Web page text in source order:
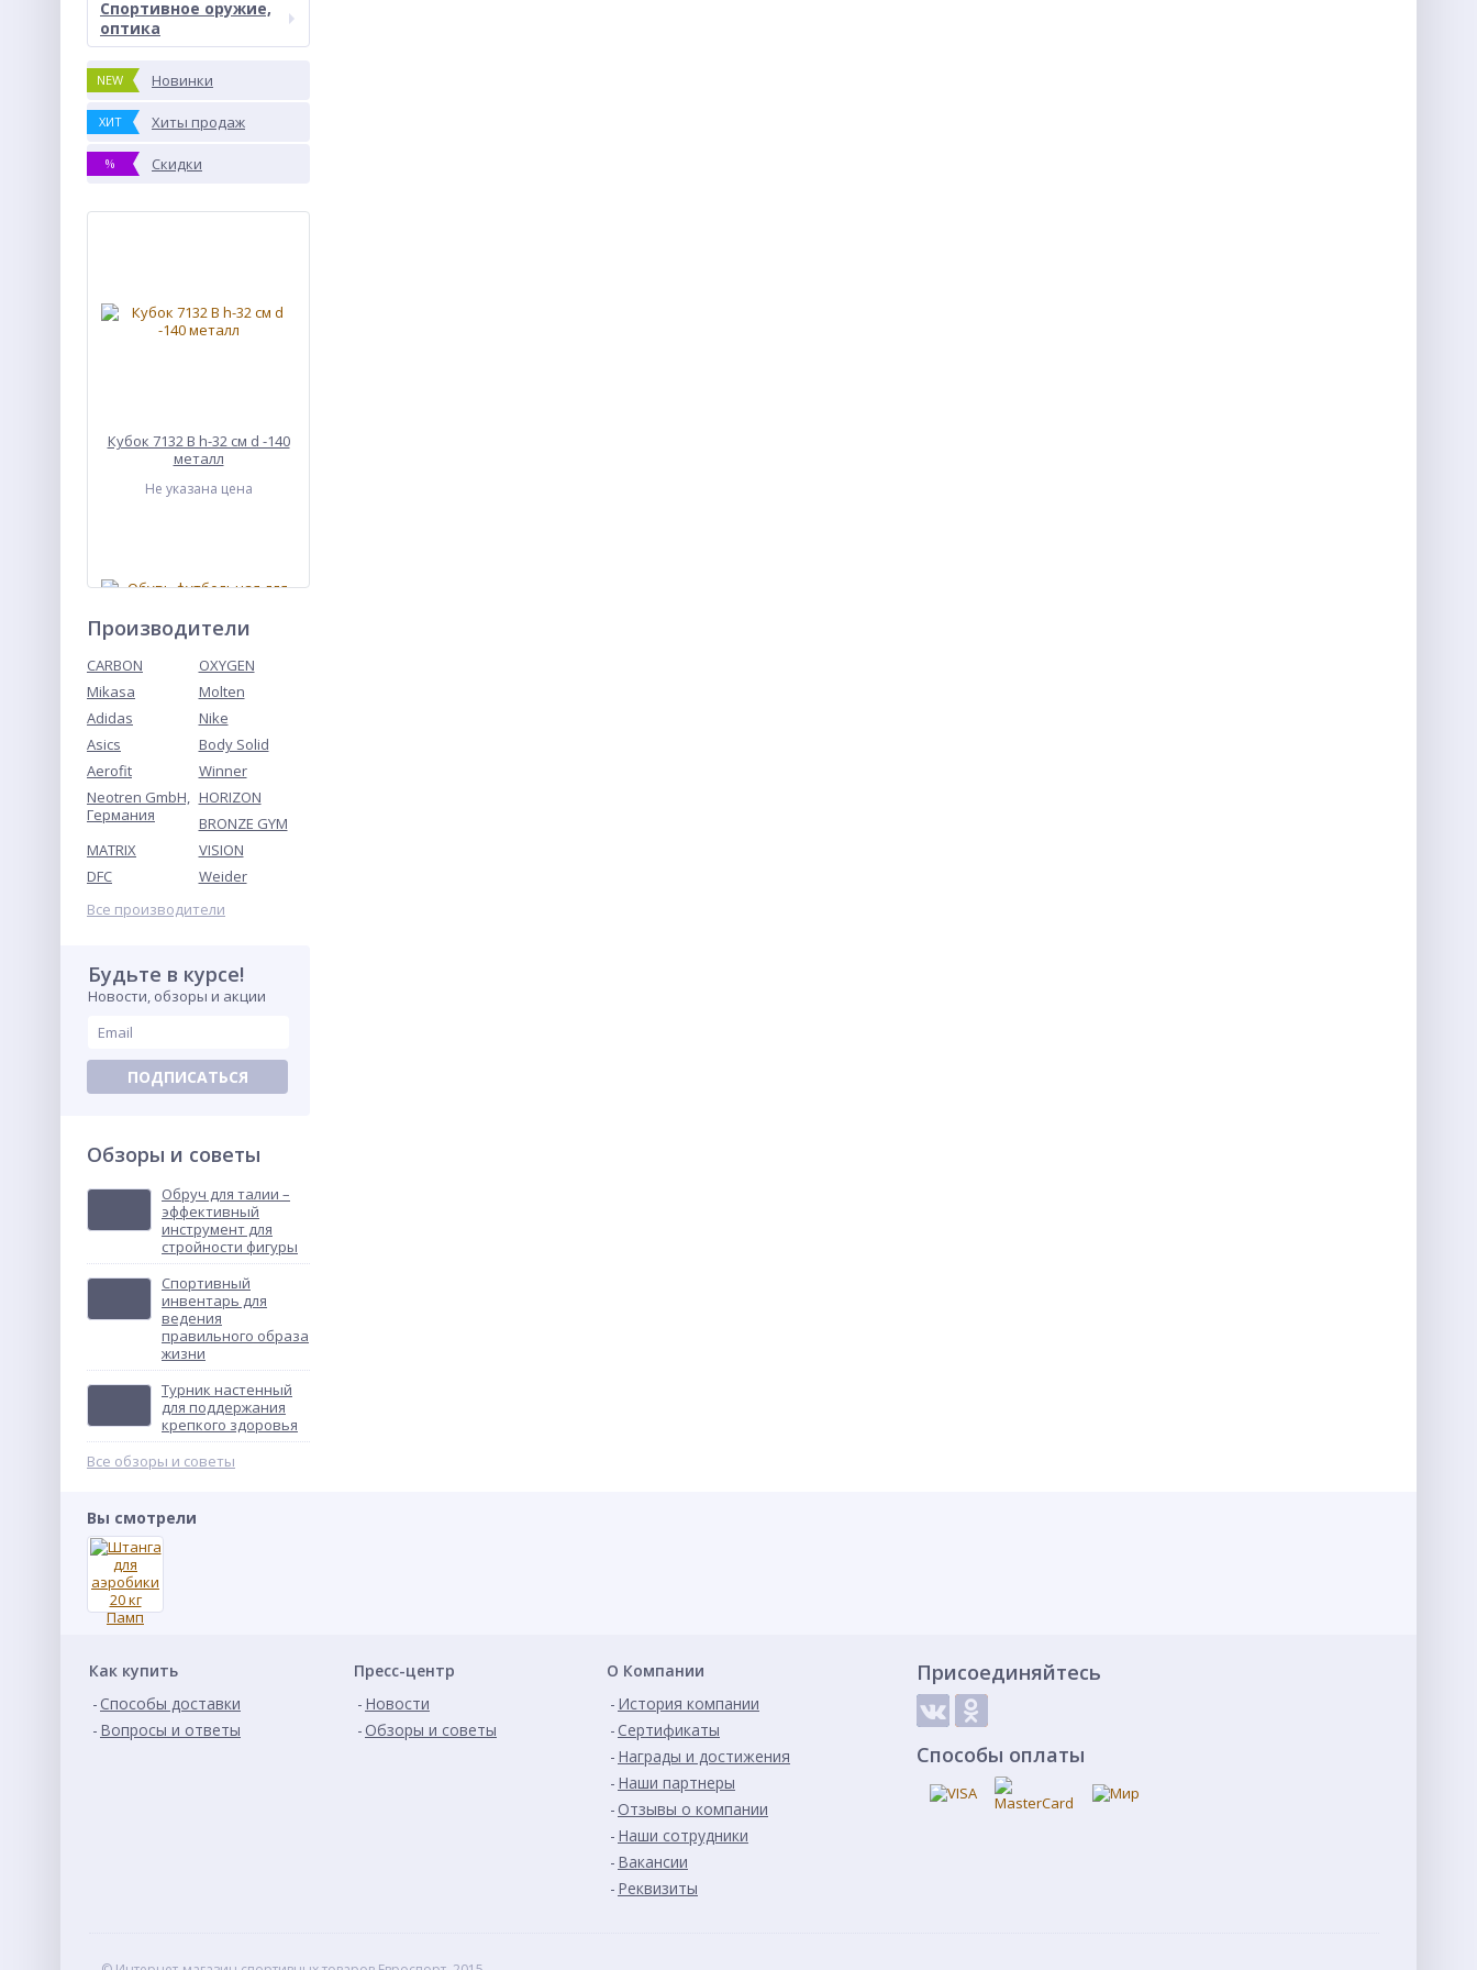
Спортивное оружие,
оптика
NEW Новинки
ХИТ Хиты продаж
% Скидки
Кубок 7132 B h-32 см d -140
металл
Не указана цена
Обувь футбольная для
иск. покрытий Rage
Forward синий/салатовый
Не указана цена
Стойка б/б мобильная DFC
Производители
CARBON
OXYGEN
Mikasa
Molten
Adidas
Nike
Asics
Body Solid
Aerofit
Winner
Neotren GmbH,
Германия
HORIZON
BRONZE GYM
MATRIX
VISION
DFC
Weider
Все производители
Будьте в курсе!
Новости, обзоры и акции
ПОДПИСАТЬСЯ
Обзоры и советы
Обруч для талии –
эффективный
инструмент для
стройности фигуры
Спортивный
инвентарь для
ведения
правильного образа
жизни
Турник настенный
для поддержания
крепкого здоровья
Все обзоры и советы
Вы смотрели
Как купить
Способы доставки
Вопросы и ответы
Пресс-центр
Новости
Обзоры и советы
О Компании
История компании
Сертификаты
Награды и достижения
Наши партнеры
Отзывы о компании
Наши сотрудники
Вакансии
Реквизиты
Присоединяйтесь
Способы оплаты